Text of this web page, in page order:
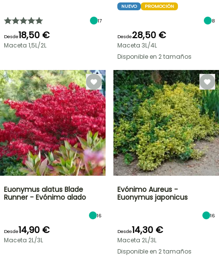
17
Desde18,50 €
Maceta 1,5L/2L
NUEVO PROMOCIÓN
8
Desde28,50 €
Maceta 3L/4L
Disponible en 2 tamaños
Euonymus alatus Blade
Runner - Evónimo alado
16
Desde14,90 €
Maceta 2L/3L
Evónimo Aureus -
Euonymus japonicus
16
Desde14,30 €
Maceta 2L/3L
Disponible en 2 tamaños